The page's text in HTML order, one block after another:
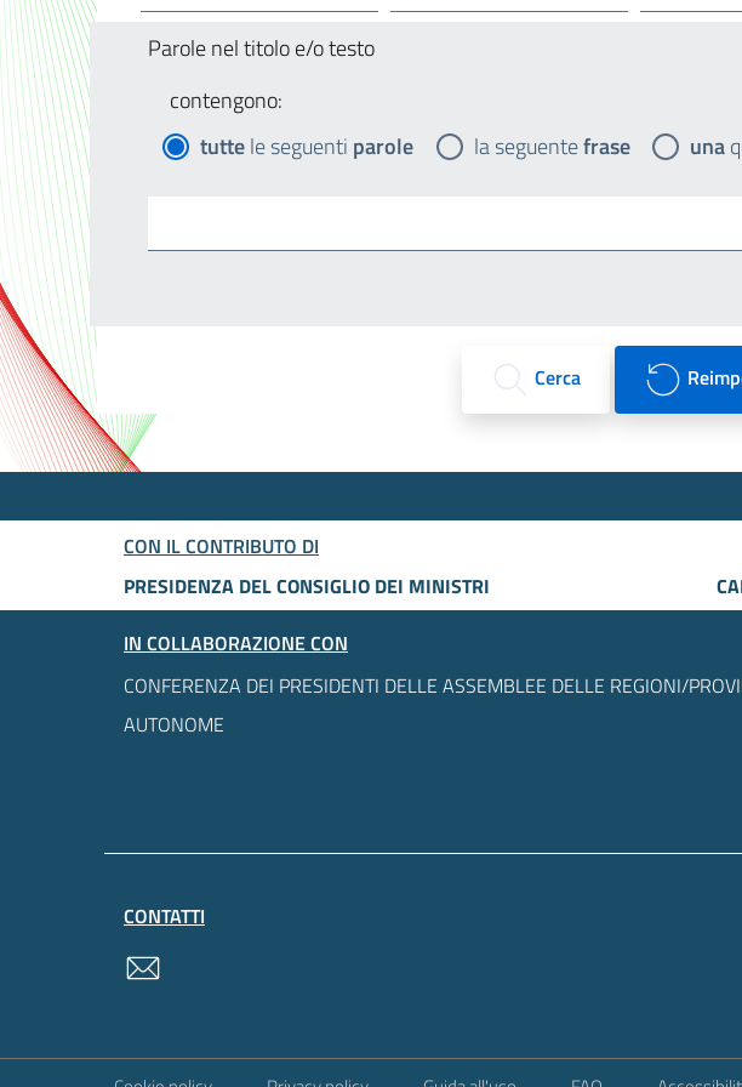
Parole nel titolo e/o testo
contengono:
tuttele seguenti parole la seguentefrase una
Cerca
CON IL CONTRIBUTO DI
PRESIDENZA DEL CONSIGLIO DEI MINISTRI
IN COLLABORAZIONE CON
CONFERENZA DEI PRESIDENTI DELLE ASSEMBLEE DELLE REGIONI/
AUTONOME
CONTATTI